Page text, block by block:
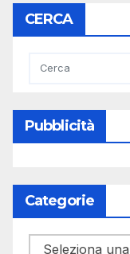
CERCA
Pubblicità
Categorie
Categorie